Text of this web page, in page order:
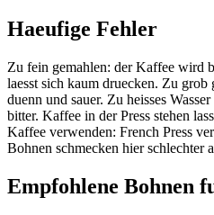
Haeufige Fehler
Zu fein gemahlen: der Kaffee wird
laesst sich kaum druecken. Zu
duenn und sauer. Zu heisses
bitter. Kaffee in der Press stehen
Kaffee verwenden: French Press
Bohnen schmecken hier schlechter
Empfohlene Bohnen